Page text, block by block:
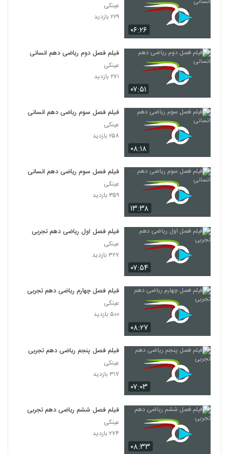
۰۶:۲۶
عینکی
۲۲۹ بازدید
۰۷:۵۱
فیلم فصل دوم ریاضی دهم انسانی
عینکی
۲۷۱ بازدید
۰۸:۱۸
فیلم فصل سوم ریاضی دهم انسانی
عینکی
۲۵۸ بازدید
۱۳:۳۸
فیلم فصل سوم ریاضی دهم انسانی
عینکی
۳۵۹ بازدید
۰۷:۵۴
فیلم فصل اول ریاضی دهم تجربی
عینکی
۳۲۷ بازدید
۰۸:۲۷
فیلم فصل چهارم ریاضی دهم تجربی
عینکی
۵۰۰ بازدید
۰۷:۰۳
فیلم فصل پنجم ریاضی دهم تجربی
عینکی
۳۱۷ بازدید
۰۸:۳۳
فیلم فصل ششم ریاضی دهم تجربی
عینکی
۲۷۴ بازدید